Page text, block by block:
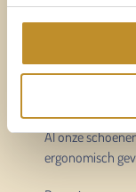
Altijd
voor
Al onze
ergonomisch